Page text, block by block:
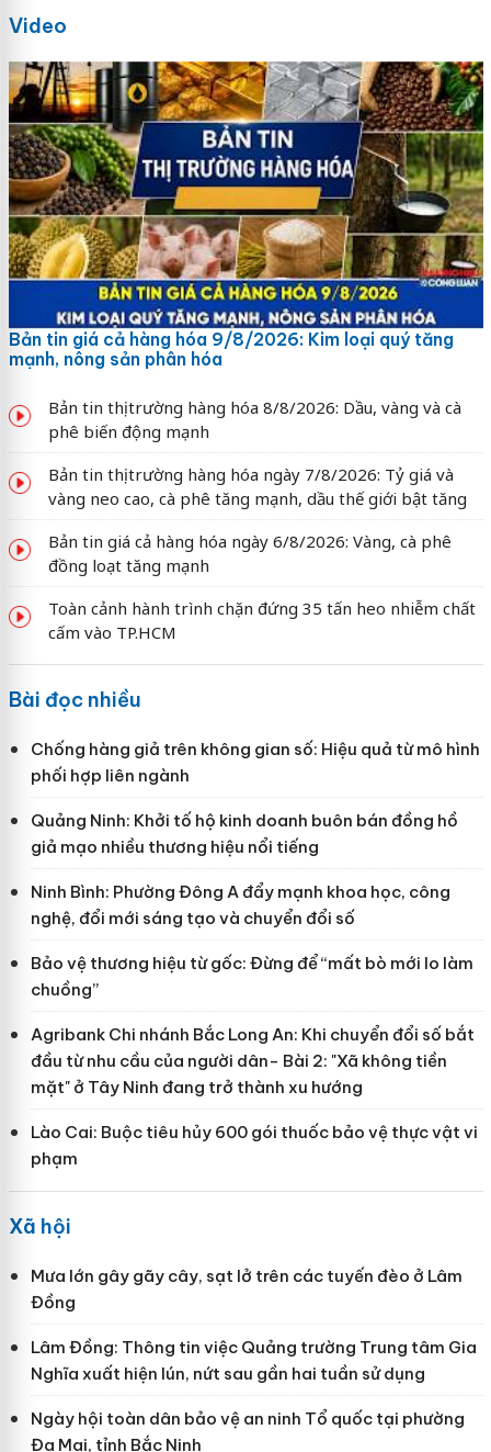
Video
Bản tin giá cả hàng hóa 9/8/2026: Kim loại quý tăng
mạnh, nông sản phân hóa
Bản tin thị trường hàng hóa 8/8/2026: Dầu, vàng và cà
phê biến động mạnh
Bản tin thị trường hàng hóa ngày 7/8/2026: Tỷ giá và
vàng neo cao, cà phê tăng mạnh, dầu thế giới bật tăng
Bản tin giá cả hàng hóa ngày 6/8/2026: Vàng, cà phê
đồng loạt tăng mạnh
Toàn cảnh hành trình chặn đứng 35 tấn heo nhiễm chất
cấm vào TP.HCM
Bài đọc nhiều
Chống hàng giả trên không gian số: Hiệu quả từ mô hình
phối hợp liên ngành
Quảng Ninh: Khởi tố hộ kinh doanh buôn bán đồng hồ
giả mạo nhiều thương hiệu nổi tiếng
Ninh Bình: Phường Đông A đẩy mạnh khoa học, công
nghệ, đổi mới sáng tạo và chuyển đổi số
Bảo vệ thương hiệu từ gốc: Đừng để “mất bò mới lo làm
chuồng”
Agribank Chi nhánh Bắc Long An: Khi chuyển đổi số bắt
đầu từ nhu cầu của người dân- Bài 2: "Xã không tiền
mặt" ở Tây Ninh đang trở thành xu hướng
Lào Cai: Buộc tiêu hủy 600 gói thuốc bảo vệ thực vật vi
phạm
Xã hội
Mưa lớn gây gãy cây, sạt lở trên các tuyến đèo ở Lâm
Đồng
Lâm Đồng: Thông tin việc Quảng trường Trung tâm Gia
Nghĩa xuất hiện lún, nứt sau gần hai tuần sử dụng
Ngày hội toàn dân bảo vệ an ninh Tổ quốc tại phường
Đa Mai, tỉnh Bắc Ninh